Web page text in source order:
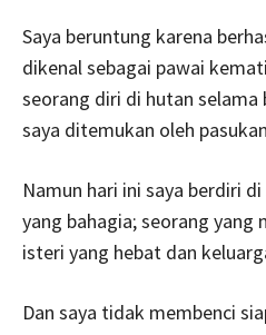
Saya beruntung karena
dikenal sebagai pawai
seorang diri di hutan selama
saya ditemukan oleh
Namun hari ini saya berdiri
yang bahagia; seorang yang
isteri yang hebat dan
Dan saya tidak membenci